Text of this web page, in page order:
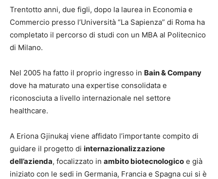
Trentotto anni, due figli, dopo la laurea in Economia e
Commercio presso l’Università “La Sapienza” di Roma ha
completato il percorso di studi con un MBA al Politecnico
di Milano.
Nel 2005 ha fatto il proprio ingresso in Bain & Company
dove ha maturato una expertise consolidata e
riconosciuta a livello internazionale nel settore
healthcare.
A Eriona Gjinukaj viene affidato l’importante compito di
guidare il progetto di internazionalizzazione
dell’azienda, focalizzato in ambito biotecnologico e già
iniziato con le sedi in Germania, Francia e Spagna cui si è